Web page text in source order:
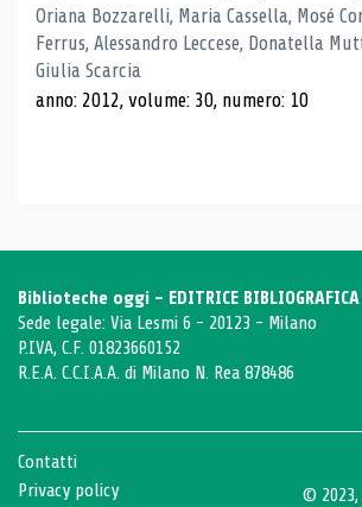
Oriana Bozzarelli, Maria Cassella, Mosé
Ferrus, Alessandro Leccese, Donatella
Giulia Scarcia
anno: 2012, volume: 30, numero: 10
Biblioteche oggi - EDITRICE
Sede legale: Via Lesmi 6 - 20123 - Milano
P.IVA, C.F. 01823660152
R.E.A. C.C.I.A.A. di Milano N. Rea 878486
Contatti
Privacy policy
©